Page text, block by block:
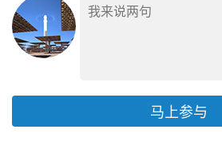
马上参与